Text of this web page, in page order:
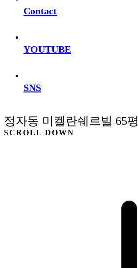
Contact
YOUTUBE
SNS
정자동 미켈란쉐르빌 65평
SCROLL DOWN